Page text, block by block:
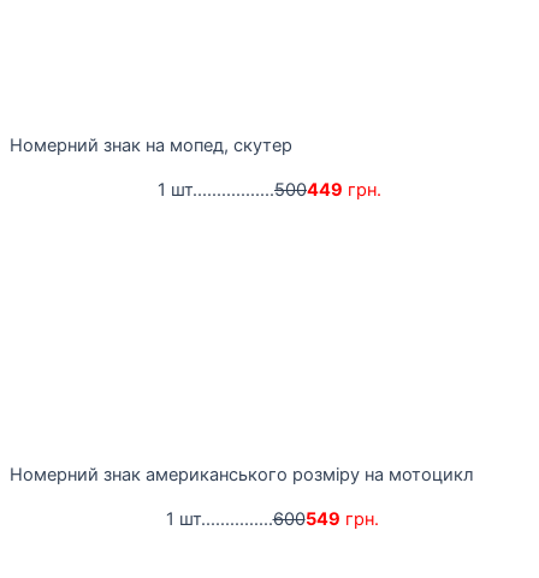
Номерний знак на мопед, скутер
1 шт.................500449 грн.
Номерний знак американського розміру на мотоцикл
1 шт...............600549 грн.